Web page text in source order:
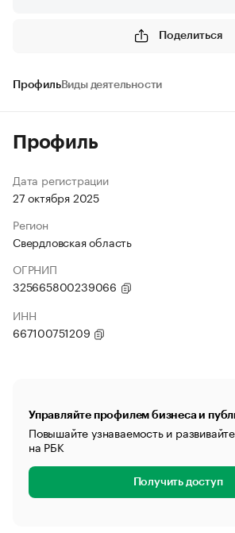
Поделиться
ПрофильВиды деятельности
Профиль
Дата регистрации
27 октября 2025
Регион
Свердловская область
ОГРНИП
325665800239066
ИНН
667100751209
Управляйте профилем бизнеса и
Повышайте узнаваемость и
на РБК
Получить доступ